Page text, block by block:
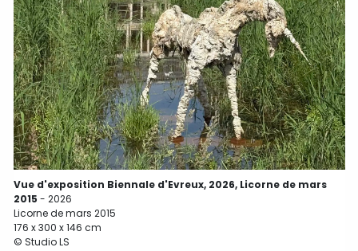
Vue d'exposition Biennale d'Evreux, 2026, Licorne de mars
2015 - 2026
Licorne de mars 2015
176 x 300 x 146 cm
© Studio LS